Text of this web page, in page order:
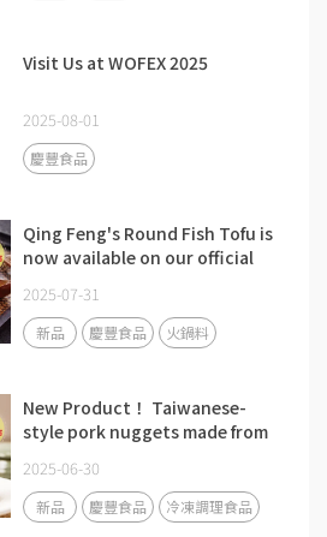
Visit Us at WOFEX 2025
2025-08-01
慶豐食品
Qing Feng's Round Fish Tofu is
now available on our official
2025-07-31
新品 慶豐食品 火鍋料
New Product！ Taiwanese-
style pork nuggets made from
2025-06-30
新品 慶豐食品 冷凍調理食品